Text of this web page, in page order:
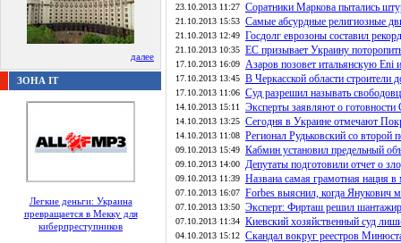
далее
ЗОНА IT
Легкие деньги: Украина
превращается в Мекку для
киберпреступников
23.10.2013 11:27 Соратники Маркова пытались
21.10.2013 15:53 Самые абсурдные религиозные
21.10.2013 12:49 Госдолг еврозоны составил
21.10.2013 10:35 ЕС призывает Украину
17.10.2013 16:09 Азаров позовет итальянскую
17.10.2013 13:45 В Черкасской области строители
17.10.2013 11:06 Суд разрешил называть
14.10.2013 15:11 Эксперты заявляют о
14.10.2013 13:25 Сегодня в Украине отмечают
14.10.2013 11:08 Регионал Рудьковский со второй
09.10.2013 15:49 Кабмин установил предельный
09.10.2013 14:00 Депутаты подготовили отчет о
09.10.2013 11:39 Названа самая грамотная нация в
07.10.2013 16:07 Forbes выяснил, когда Янукович
07.10.2013 13:50 Эксперт: Фирташ решил
07.10.2013 11:34 Киевский хозяйственный суд
04.10.2013 15:12 Скандал вокруг реестров